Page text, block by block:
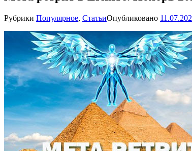
Рубрики Популярное, СтатьиОпубликовано